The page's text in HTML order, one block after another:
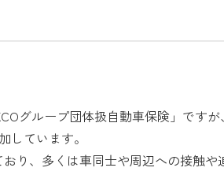
グループ団体扱自動車保険」ですが
しています。
り、多くは車同士や周辺への接触